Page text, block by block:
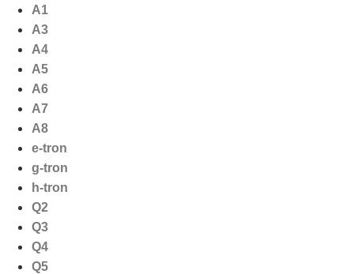
naar
inhoud
A1
A3
A4
A5
A6
A7
A8
e-tron
g-tron
h-tron
Q2
Q3
Q4
Q5